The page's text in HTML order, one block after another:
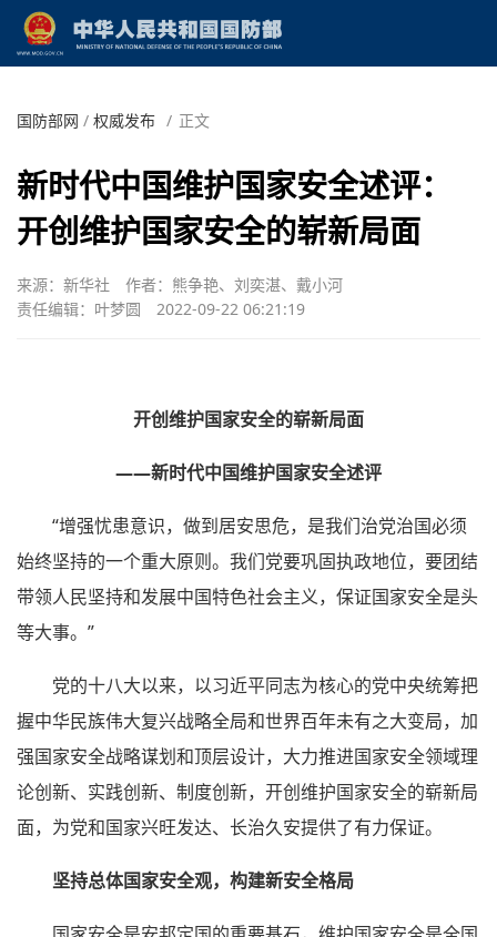
国防部网 / 权威发布 / 正文
新时代中国维护国家安全述评：
开创维护国家安全的崭新局面
来源：新华社
作者：熊争艳、刘奕湛、戴小河
责任编辑：叶梦圆
2022-09-22 06:21:19
开创维护国家安全的崭新局面
——新时代中国维护国家安全述评
“增强忧患意识，做到居安思危，是我们治党治国必须
始终坚持的一个重大原则。我们党要巩固执政地位，要团结
带领人民坚持和发展中国特色社会主义，保证国家安全是头
等大事。”
党的十八大以来，以习近平同志为核心的党中央统筹把
握中华民族伟大复兴战略全局和世界百年未有之大变局，加
强国家安全战略谋划和顶层设计，大力推进国家安全领域理
论创新、实践创新、制度创新，开创维护国家安全的崭新局
面，为党和国家兴旺发达、长治久安提供了有力保证。
坚持总体国家安全观，构建新安全格局